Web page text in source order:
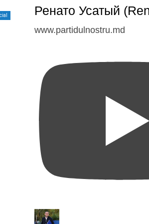
Ренато Усатый
www.partidulnostru.md